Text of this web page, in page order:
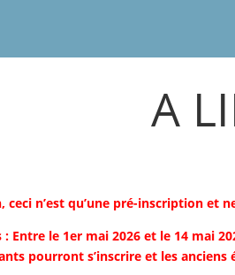
A
ceci n’est qu’une pré-inscription et
: Entre le 1er mai 2026 et le 14 mai
pourront s’inscrire et les